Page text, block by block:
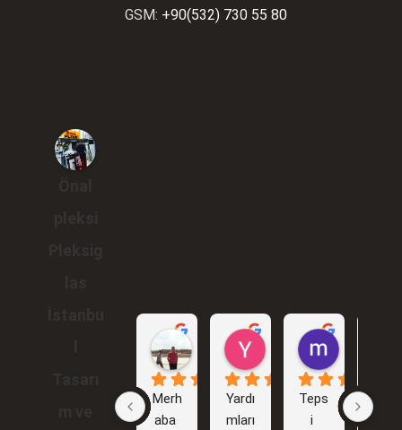
GSM: +90(532) 730 55 80
Gökhan Araçlı
1 yıl önce
Merh
aba
Yunus Karakuş
2 yıl önce
Yardı
mları
murat
Teps
i
işimd